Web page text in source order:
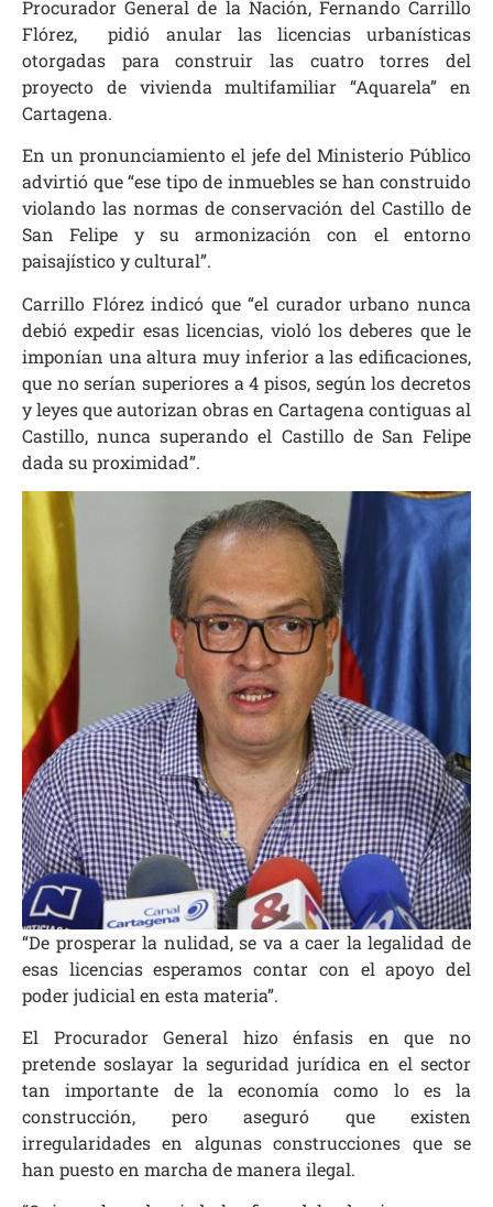
Procurador General de la Nación, Fernando Carrillo
Flórez, pidió anular las licencias urbanísticas
otorgadas para construir las cuatro torres del
proyecto de vivienda multifamiliar “Aquarela” en
Cartagena.
En un pronunciamiento el jefe del Ministerio Público
advirtió que “ese tipo de inmuebles se han construido
violando las normas de conservación del Castillo de
San Felipe y su armonización con el entorno
paisajístico y cultural”.
Carrillo Flórez indicó que “el curador urbano nunca
debió expedir esas licencias, violó los deberes que le
imponían una altura muy inferior a las edificaciones,
que no serían superiores a 4 pisos, según los decretos
y leyes que autorizan obras en Cartagena contiguas al
Castillo, nunca superando el Castillo de San Felipe
dada su proximidad”.
“De prosperar la nulidad, se va a caer la legalidad de
esas licencias esperamos contar con el apoyo del
poder judicial en esta materia”.
El Procurador General hizo énfasis en que no
pretende soslayar la seguridad jurídica en el sector
tan importante de la economía como lo es la
construcción, pero aseguró que existen
irregularidades en algunas construcciones que se
han puesto en marcha de manera ilegal.